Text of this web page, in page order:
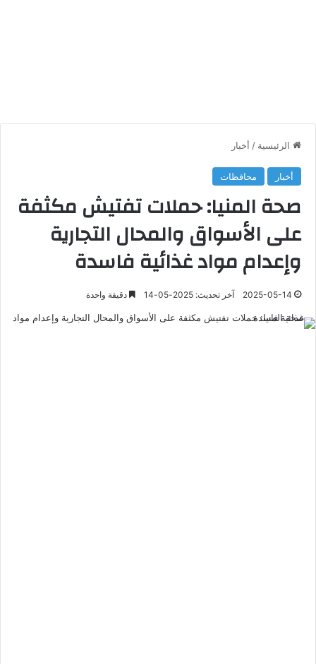
الرئيسية / أخبار
أخبار محافظات
صحة المنيا: حملات تفتيش مكثفة
على الأسواق والمحال التجارية
وإعدام مواد غذائية فاسدة
2025-05-14 آخر تحديث: 2025-05-14 دقيقة واحدة